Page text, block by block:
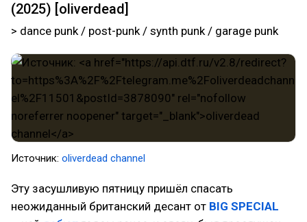
(2025) [oliverdead]
> dance punk / post-punk / synth punk / garage punk
Источник: oliverdead channel
Эту засушливую пятницу пришёл спасать
неожиданный британский десант от BIG SPECIAL